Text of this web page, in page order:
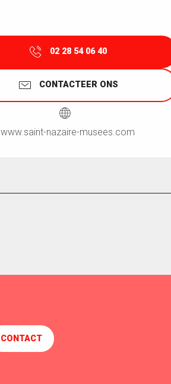
02 28 54 06 40
CONTACTEER ONS
www.saint-nazaire-musees.com
CONTACT